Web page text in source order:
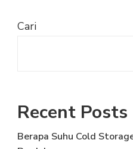
Cari
Recent Posts
Berapa Suhu Cold